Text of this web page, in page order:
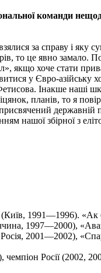
команди
за справу і яку
то це явно замало.
якщо хоче стати
у Євро-азійську
Інакше наші
планів, то я
нашої збірної з
1991—1996). «Ак
1997—2000),
2001—2002),
Росії (2002,